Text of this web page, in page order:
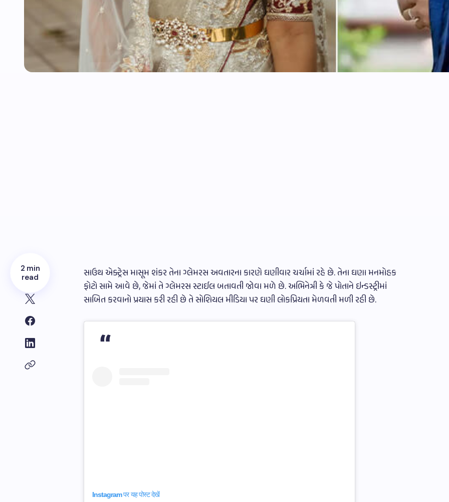
2 min
read
સાઉથ એક્ટ્રેસ માસૂમ શંકર તેના ગ્લેમરસ અવતારના કારણે ઘણીવાર ચર્ચામાં રહે છે. તેના ઘણા મનમોહક
ફોટો સામે આવે છે, જેમાં તે ગ્લેમરસ સ્ટાઈલ બતાવતી જોવા મળે છે. અભિનેત્રી કે જે પોતાને ઇન્ડસ્ટ્રીમાં
સાબિત કરવાનો પ્રયાસ કરી રહી છે તે સોશિયલ મીડિયા પર ઘણી લોકપ્રિયતા મેળવતી મળી રહી છે.
Instagram पर यह पोस्ट देखें